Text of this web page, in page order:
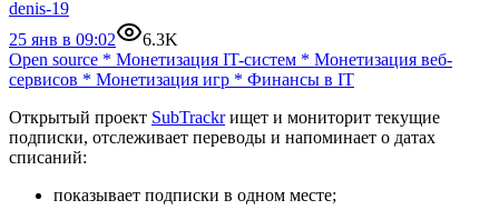
denis-19
25 янв в 09:02
6.3K
Open source * Монетизация IT-систем * Монетизация веб-
сервисов * Монетизация игр * Финансы в IT
Открытый проект SubTrackrищет и мониторит текущие
подписки, отслеживает переводы и напоминает о датах
списаний:
показывает подписки в одном месте;